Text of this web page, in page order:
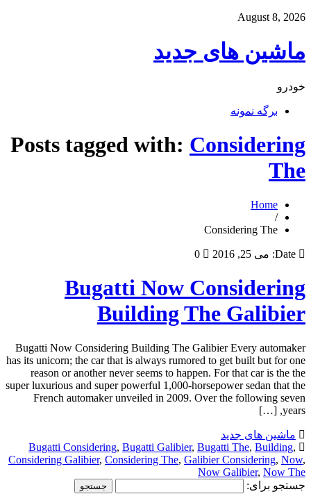
August 8, 2026
ماشین های جدید
خودرو
برگه نمونه
Posts tagged with: Considering
The
Home
/
Considering The
Date: می 25, 2016 0
Bugatti Now Considering
Building The Galibier
Bugatti Now Considering Building The Galibier Every automaker
has its unicorn; the car that is always rumored to get built but for one
reason or another never seems to happen. For that car is the the
super luxurious and super powerful 1,000-horsepower sedan that the
French automaker unveiled in 2009. Over the following seven
years, […]
ماشین های جدید
Bugatti Considering, Bugatti Galibier, Bugatti The, Building,
Considering Galibier, Considering The, Galibier Considering, Now,
Now Galibier, Now The
جستجو برای: